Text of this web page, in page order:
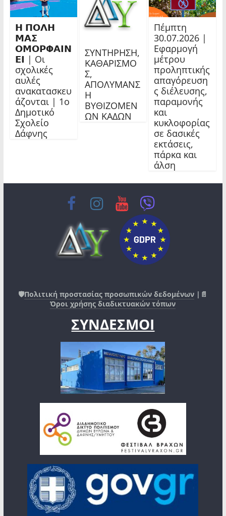
𝝜 𝝥𝝤𝝠𝝜
𝝡𝝖𝝨
𝝤𝝡𝝤𝝦𝝫𝝖𝝞𝝢
𝝚𝝞 | Οι
σχολικές
αυλές
ανακατασκευ
άζονται | 1ο
Δημοτικό
Σχολείο
Δάφνης
ΣΥΝΤΗΡΗΣΗ,
ΚΑΘΑΡΙΣΜΟ
Σ,
ΑΠΟΛΥΜΑΝΣ
Η
ΒΥΘΙΖΟΜΕΝ
ΩΝ ΚΑΔΩΝ
Πέμπτη
30.07.2026 |
Εφαρμογή
μέτρου
προληπτικής
απαγόρευση
ς διέλευσης,
παραμονής
και
κυκλοφορίας
σε δασικές
εκτάσεις,
πάρκα και
άλση
🛡️Πολιτική προστασίας προσωπικών δεδομένων |📄
Όροι χρήσης διαδικτυακών τόπων
ΣΥΝΔΕΣΜΟΙ